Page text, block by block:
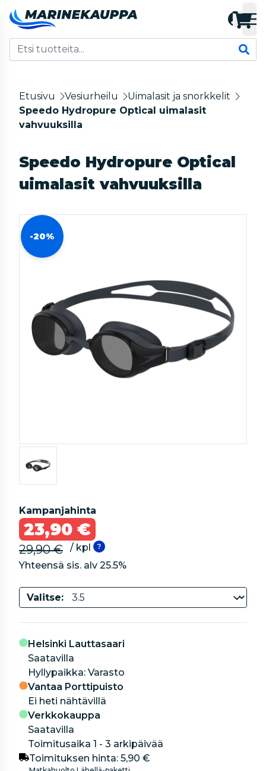
Etusivu Vesiurheilu
Uimalasit ja snorkkelit
Speedo Hydropure Optical uimalasit
vahvuuksilla
Speedo Hydropure Optical
uimalasit vahvuuksilla
-20%
Kampanjahinta
23,90 €
29,90 €
/ kpl
Yhteensä sis. alv 25.5%
Valitse:
Helsinki Lauttasaari
Saatavilla
hyllypaikka: Varasto
Vantaa Porttipuisto
Ei heti nähtävillä
Verkkokauppa
Saatavilla
Toimitusaika 1 - 3 arkipäivää
Toimituksen hinta: 5,90 €